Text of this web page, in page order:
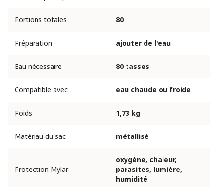
Portions totales 80
Préparation ajouter de l'eau
Eau nécessaire 80 tasses
Compatible avec eau chaude ou froide
Poids 1,73 kg
Matériau du sac métallisé
Protection Mylar
oxygène, chaleur,
parasites, lumière,
humidité